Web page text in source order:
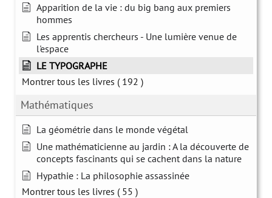
Apparition de la vie : du big bang aux premiers
hommes
Les apprentis chercheurs - Une lumière venue de
l'espace
LE TYPOGRAPHE
Montrer tous les livres ( 192 )
Mathématiques
La géométrie dans le monde végétal
Une mathématicienne au jardin : A la découverte de
concepts fascinants qui se cachent dans la nature
Hypathie : La philosophie assassinée
Montrer tous les livres ( 55 )